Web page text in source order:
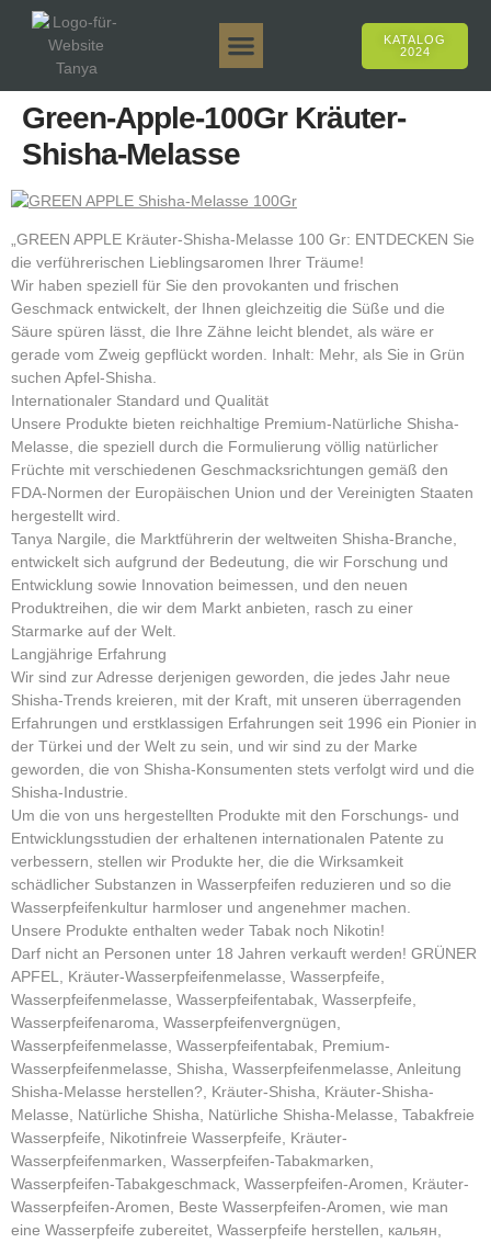
KATALOG
2024
Green-Apple-100Gr Kräuter-
Shisha-Melasse
„GREEN APPLE Kräuter-Shisha-Melasse 100 Gr: ENTDECKEN Sie
die verführerischen Lieblingsaromen Ihrer Träume!
Wir haben speziell für Sie den provokanten und frischen
Geschmack entwickelt, der Ihnen gleichzeitig die Süße und die
Säure spüren lässt, die Ihre Zähne leicht blendet, als wäre er
gerade vom Zweig gepflückt worden. Inhalt: Mehr, als Sie in Grün
suchen Apfel-Shisha.
Internationaler Standard und Qualität
Unsere Produkte bieten reichhaltige Premium-Natürliche Shisha-
Melasse, die speziell durch die Formulierung völlig natürlicher
Früchte mit verschiedenen Geschmacksrichtungen gemäß den
FDA-Normen der Europäischen Union und der Vereinigten Staaten
hergestellt wird.
Tanya Nargile, die Marktführerin der weltweiten Shisha-Branche,
entwickelt sich aufgrund der Bedeutung, die wir Forschung und
Entwicklung sowie Innovation beimessen, und den neuen
Produktreihen, die wir dem Markt anbieten, rasch zu einer
Starmarke auf der Welt.
Langjährige Erfahrung
Wir sind zur Adresse derjenigen geworden, die jedes Jahr neue
Shisha-Trends kreieren, mit der Kraft, mit unseren überragenden
Erfahrungen und erstklassigen Erfahrungen seit 1996 ein Pionier in
der Türkei und der Welt zu sein, und wir sind zu der Marke
geworden, die von Shisha-Konsumenten stets verfolgt wird und die
Shisha-Industrie.
Um die von uns hergestellten Produkte mit den Forschungs- und
Entwicklungsstudien der erhaltenen internationalen Patente zu
verbessern, stellen wir Produkte her, die die Wirksamkeit
schädlicher Substanzen in Wasserpfeifen reduzieren und so die
Wasserpfeifenkultur harmloser und angenehmer machen.
Unsere Produkte enthalten weder Tabak noch Nikotin!
Darf nicht an Personen unter 18 Jahren verkauft werden! GRÜNER
APFEL, Kräuter-Wasserpfeifenmelasse, Wasserpfeife,
Wasserpfeifenmelasse, Wasserpfeifentabak, Wasserpfeife,
Wasserpfeifenaroma, Wasserpfeifenvergnügen,
Wasserpfeifenmelasse, Wasserpfeifentabak, Premium-
Wasserpfeifenmelasse, Shisha, Wasserpfeifenmelasse, Anleitung
Shisha-Melasse herstellen?, Kräuter-Shisha, Kräuter-Shisha-
Melasse, Natürliche Shisha, Natürliche Shisha-Melasse, Tabakfreie
Wasserpfeife, Nikotinfreie Wasserpfeife, Kräuter-
Wasserpfeifenmarken, Wasserpfeifen-Tabakmarken,
Wasserpfeifen-Tabakgeschmack, Wasserpfeifen-Aromen, Kräuter-
Wasserpfeifen-Aromen, Beste Wasserpfeifen-Aromen, wie man
eine Wasserpfeife zubereitet, Wasserpfeife herstellen, кальян,